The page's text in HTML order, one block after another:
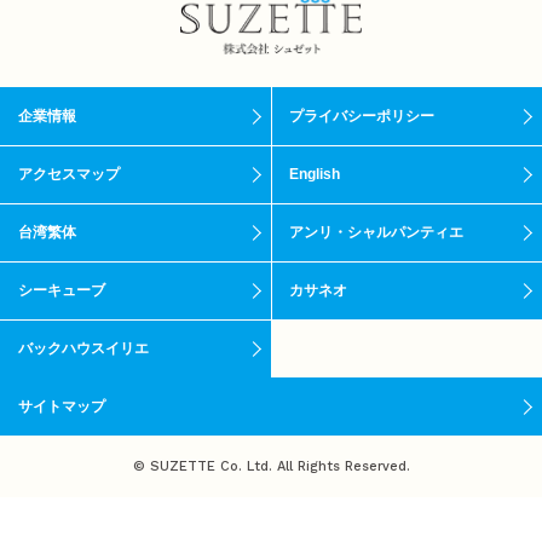
企業情報 プライバシーポリシー
アクセスマップ English
台湾繁体 アンリ・シャルパンティエ
シーキューブ カサネオ
バックハウスイリエ
サイトマップ
© SUZETTE Co. Ltd. All Rights Reserved.